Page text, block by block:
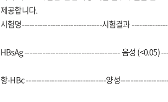
제공합니다.
시험명-------------------------------시험결과
HBsAg ------------------------------------- 음성
항-HBc -------------------------------양성